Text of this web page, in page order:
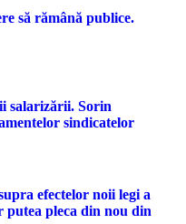
să rămână publice.
salarizării. Sorin
sindicatelor
efectelor noii legi a
pleca din nou din